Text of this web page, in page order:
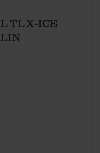
TL X-ICE